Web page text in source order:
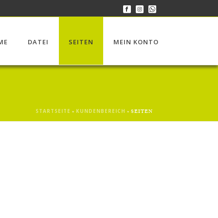
DATEI SEITEN MEIN KONTO
STARTSEITE » KUNDENBEREICH » SEITEN